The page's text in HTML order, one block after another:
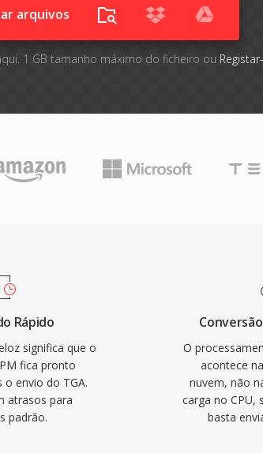
arquivos
1 GB tamanho máximo do ficheiro ou
Rápido
significa que o
fica pronto
envio do TGA.
atrasos para
padrão.
O
acontece
nuvem, não
carga no
basta